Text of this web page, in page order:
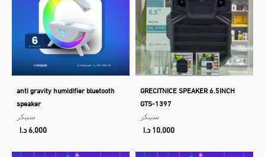
anti gravity humidifier bluetooth
speaker
سبيكر
6,000د.ا
GRECITNICE SPEAKER 6.5INCH
GTS-1397
سبيكر
10,000د.ا